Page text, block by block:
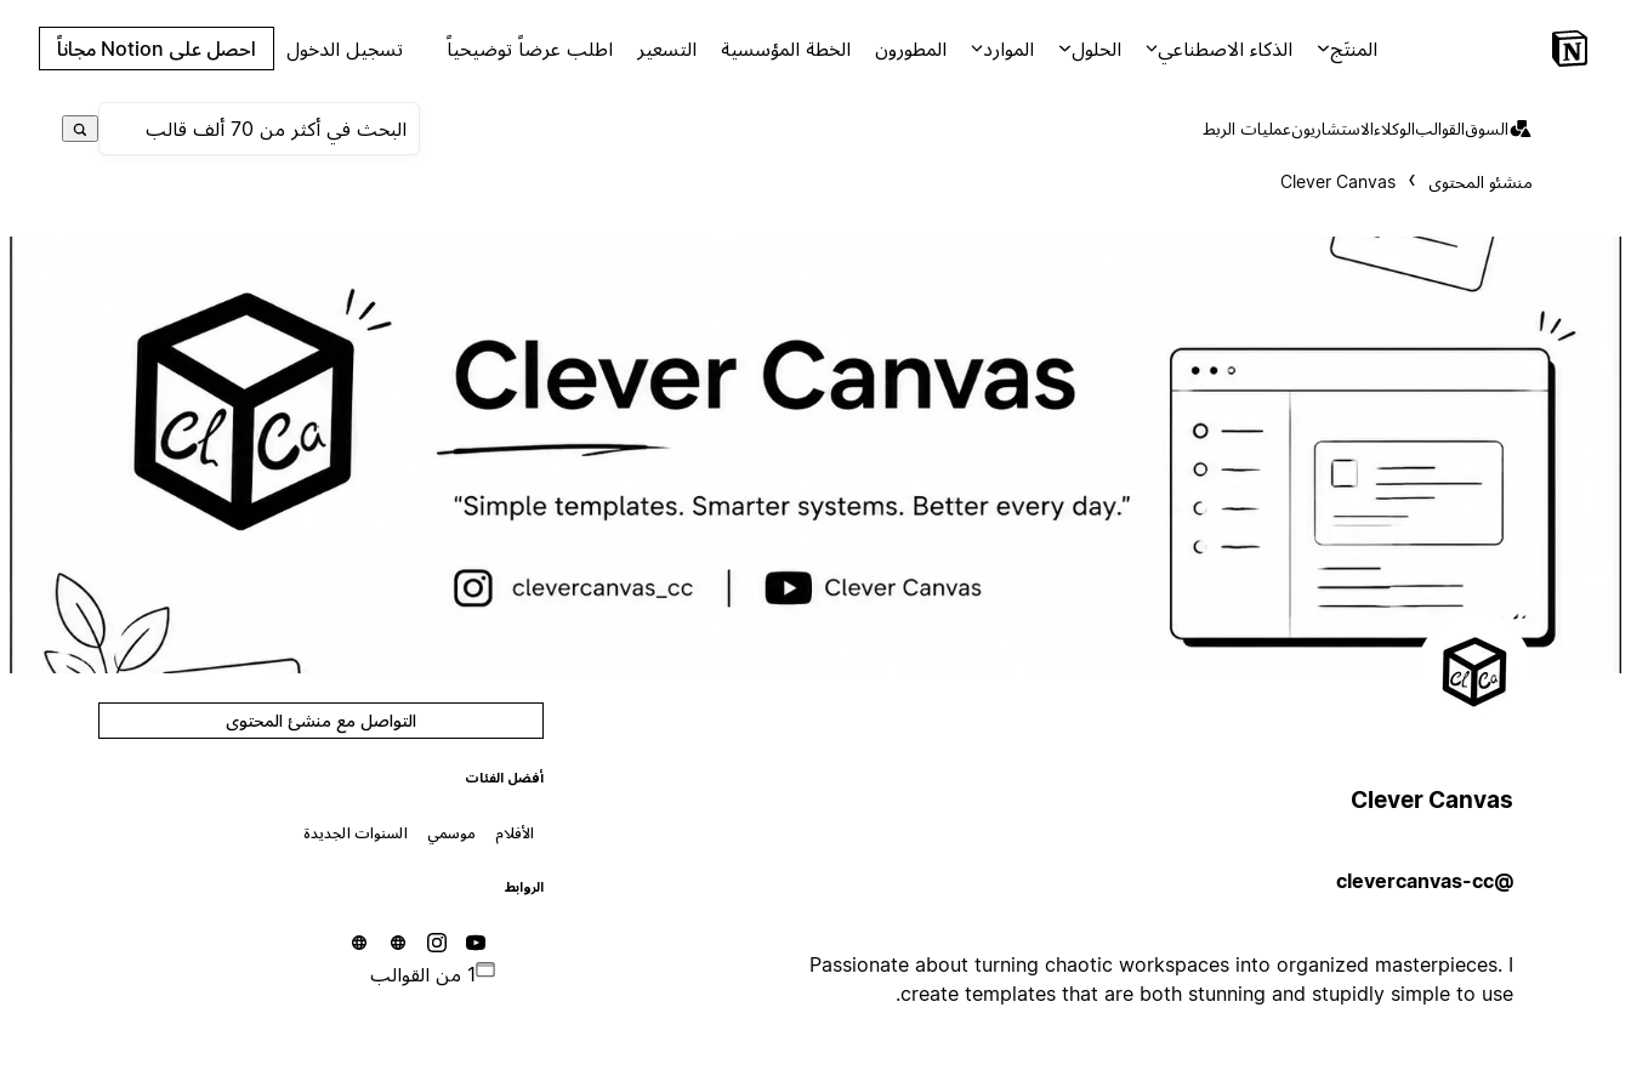
المنتَج الذكاء الاصطناعي الحلول الموارد المطورون الخطة المؤسسية التسعير اطلب عرضاً توضيحياً تسجيل الدخول احصل على Notion مجاناً
السوقالقوالبالوكلاءالاستشاريونعمليات الربط
منشئو المحتوى Clever Canvas
Clever Canvas
@clevercanvas-cc
Passionate about turning chaotic workspaces into organized masterpieces. I
create templates that are both stunning and stupidly simple to use.
التواصل مع منشئ المحتوى
أفضل الفئات
الأفلام موسمي السنوات الجديدة
الروابط
1 من القوالب